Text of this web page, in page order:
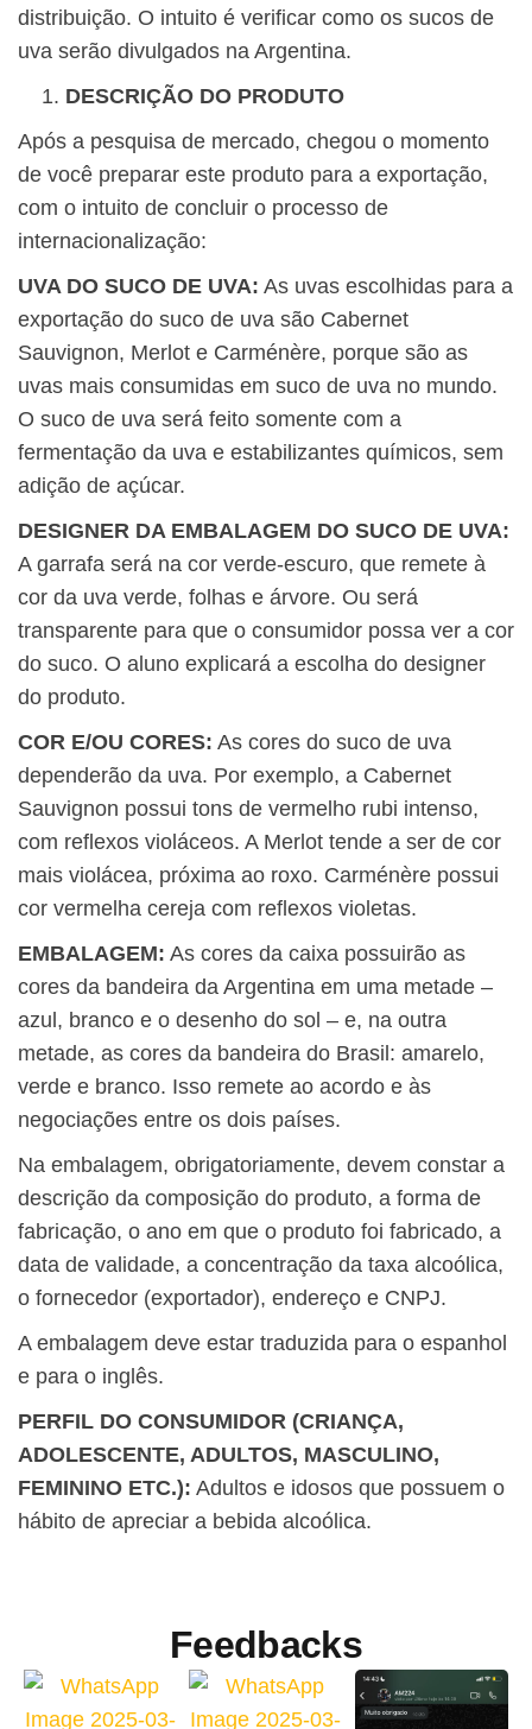
distribuição. O intuito é verificar como os sucos de
uva serão divulgados na Argentina.
DESCRIÇÃO DO PRODUTO
Após a pesquisa de mercado, chegou o momento
de você preparar este produto para a exportação,
com o intuito de concluir o processo de
internacionalização:
UVA DO SUCO DE UVA: As uvas escolhidas para a
exportação do suco de uva são Cabernet
Sauvignon, Merlot e Carménère, porque são as
uvas mais consumidas em suco de uva no mundo.
O suco de uva será feito somente com a
fermentação da uva e estabilizantes químicos, sem
adição de açúcar.
DESIGNER DA EMBALAGEM DO SUCO DE UVA:
A garrafa será na cor verde-escuro, que remete à
cor da uva verde, folhas e árvore. Ou será
transparente para que o consumidor possa ver a cor
do suco. O aluno explicará a escolha do designer
do produto.
COR E/OU CORES: As cores do suco de uva
dependerão da uva. Por exemplo, a Cabernet
Sauvignon possui tons de vermelho rubi intenso,
com reflexos violáceos. A Merlot tende a ser de cor
mais violácea, próxima ao roxo. Carménère possui
cor vermelha cereja com reflexos violetas.
EMBALAGEM: As cores da caixa possuirão as
cores da bandeira da Argentina em uma metade –
azul, branco e o desenho do sol – e, na outra
metade, as cores da bandeira do Brasil: amarelo,
verde e branco. Isso remete ao acordo e às
negociações entre os dois países.
Na embalagem, obrigatoriamente, devem constar a
descrição da composição do produto, a forma de
fabricação, o ano em que o produto foi fabricado, a
data de validade, a concentração da taxa alcoólica,
o fornecedor (exportador), endereço e CNPJ.
A embalagem deve estar traduzida para o espanhol
e para o inglês.
PERFIL DO CONSUMIDOR (CRIANÇA,
ADOLESCENTE, ADULTOS, MASCULINO,
FEMININO ETC.): Adultos e idosos que possuem o
hábito de apreciar a bebida alcoólica.
Feedbacks